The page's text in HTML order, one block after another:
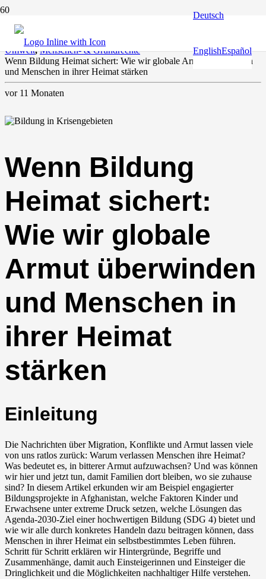
Deutsch
EnglishEspañol
Bildung,Erdenhüter, Europa und die Welt
Umwelt,Menschen- & Grundrechte
Wenn Bildung Heimat sichert: Wie wir globale Armut überwinden
und Menschen in ihrer Heimat stärken
vor 11 Monaten
Wenn Bildung
Heimat sichert:
Wie wir globale
Armut überwinden
und Menschen in
ihrer Heimat
stärken
Einleitung
Die Nachrichten über Migration, Konflikte und Armut lassen viele
von uns ratlos zurück: Warum verlassen Menschen ihre Heimat?
Was bedeutet es, in bitterer Armut aufzuwachsen? Und was können
wir hier und jetzt tun, damit Familien dort bleiben, wo sie zuhause
sind? In diesem Artikel erkunden wir am Beispiel engagierter
Bildungsprojekte in Afghanistan, welche Faktoren Kinder und
Erwachsene unter extreme Druck setzen, welche Lösungen das
Agenda-2030-Ziel einer hochwertigen Bildung (SDG 4) bietet und
wie wir alle durch konkretes Handeln dazu beitragen können, dass
Menschen in ihrer Heimat ein selbstbestimmtes Leben führen.
Schritt für Schritt erklären wir Hintergründe, Begriffe und
Zusammenhänge, damit auch Einsteigerinnen und Einsteiger die
Dringlichkeit und die Möglichkeiten nachhaltiger Hilfe verstehen.